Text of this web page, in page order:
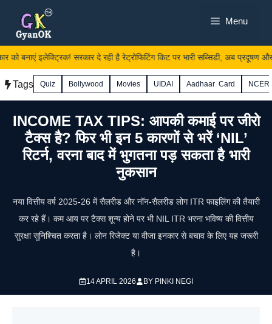
content
Menu
को बनाएं इलेक्ट्रिक! सरकार दे रही है रेट्रोफिटिंग किट पर भारी सब्सिडी, अब प्रदूषण और
Tags Quiz Bollywood Movies UIDAI Aadhaar Card
INCOME TAX TIPS: आपकी कमाई पर जीरो
टैक्स है? फिर भी इन 5 कारणों से भरें ‘NIL’
रिटर्न, वरना बाद में भुगतना पड़ सकता है भारी
नुकसान
नया वित्तीय वर्ष 2025-26 में सैलरीड और नॉन-सैलरीड लोग ITR फाइलिंग की तैयारी
कर रहे हैं। कम आय पर टैक्स शून्य होने पर भी NIL ITR भरना भविष्य की वित्तीय
सुरक्षा सुनिश्चित करता है। लोन रिजेक्ट या वीजा इनकार से बचाव के लिए यह जरूरी
है।
14 APRIL 2026 BY PINKI NEGI